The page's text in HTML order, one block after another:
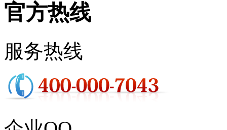
官方热线
服务热线